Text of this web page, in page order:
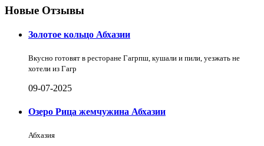
Новые Отзывы
Золотое кольцо Абхазии
Вкусно готовят в ресторане Гагрпш, кушали и пили, уезжать не
хотели из Гагр
09-07-2025
Озеро Рица жемчужина Абхазии
Абхазия